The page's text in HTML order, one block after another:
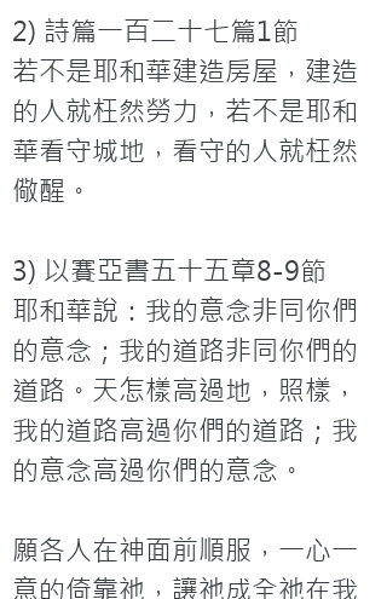
2) 詩篇一百二十七篇1節
若不是耶和華建造房屋，建造
的人就枉然勞力，若不是耶和
華看守城地，看守的人就枉然
儆醒。
3) 以賽亞書五十五章8-9節
耶和華說：我的意念非同你們
的意念；我的道路非同你們的
道路。天怎樣高過地，照樣，
我的道路高過你們的道路；我
的意念高過你們的意念。
願各人在神面前順服，一心一
意的倚靠祂，讓祂成全祂在我